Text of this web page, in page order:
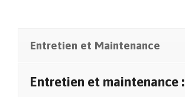
Entretien et Maintenance
Entretien et maintenance :